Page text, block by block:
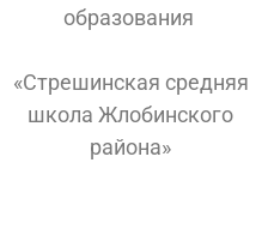
образования
«Стрешинская средняя
школа Жлобинского
района»